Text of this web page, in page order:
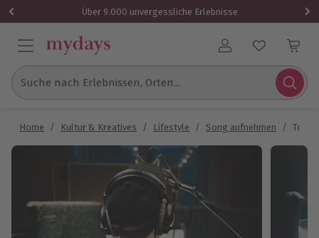
Über 9.000 unvergessliche Erlebnisse
Benutzerkonto
Suche nach Erlebnissen, Orten...
Home / Kultur & Kreatives / Lifestyle / Song aufnehmen /